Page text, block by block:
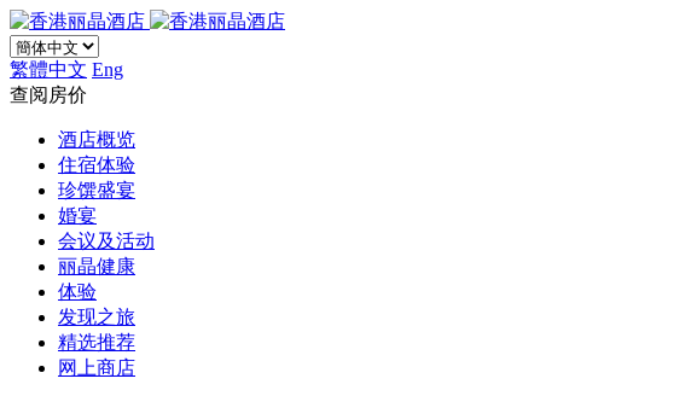
繁體中文 Eng
查阅房价
酒店概览
住宿体验
珍馔盛宴
婚宴
会议及活动
丽晶健康
体验
发现之旅
精选推荐
网上商店